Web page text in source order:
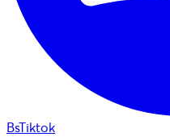
BsTiktok